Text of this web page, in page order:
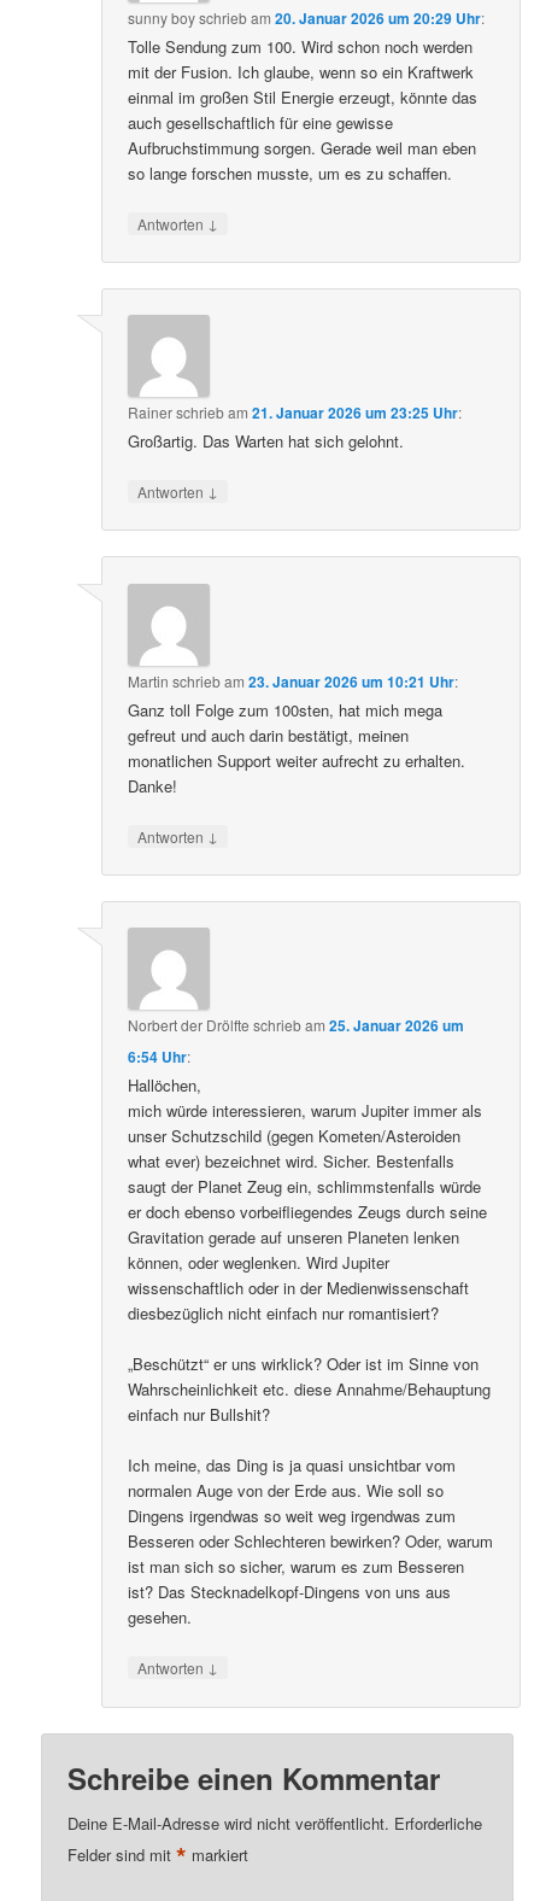
sunny boyschriebam20. Januar 2026 um 20:29 Uhr:
Tolle Sendung zum 100. Wird schon noch werden
mit der Fusion. Ich glaube, wenn so ein Kraftwerk
einmal im großen Stil Energie erzeugt, könnte das
auch gesellschaftlich für eine gewisse
Aufbruchstimmung sorgen. Gerade weil man eben
so lange forschen musste, um es zu schaffen.
Antworten ↓
Rainerschriebam21. Januar 2026 um 23:25 Uhr:
Großartig. Das Warten hat sich gelohnt.
Antworten ↓
Martin schriebam23. Januar 2026 um 10:21 Uhr:
Ganz toll Folge zum 100sten, hat mich mega
gefreut und auch darin bestätigt, meinen
monatlichen Support weiter aufrecht zu erhalten.
Danke!
Antworten ↓
Norbert der Drölfte schriebam25. Januar 2026 um
6:54 Uhr:
Hallöchen,
mich würde interessieren, warum Jupiter immer als
unser Schutzschild (gegen Kometen/Asteroiden
what ever) bezeichnet wird. Sicher. Bestenfalls
saugt der Planet Zeug ein, schlimmstenfalls würde
er doch ebenso vorbeifliegendes Zeugs durch seine
Gravitation gerade auf unseren Planeten lenken
können, oder weglenken. Wird Jupiter
wissenschaftlich oder in der Medienwissenschaft
diesbezüglich nicht einfach nur romantisiert?
„Beschützt“ er uns wirklick? Oder ist im Sinne von
Wahrscheinlichkeit etc. diese Annahme/Behauptung
einfach nur Bullshit?
Ich meine, das Ding is ja quasi unsichtbar vom
normalen Auge von der Erde aus. Wie soll so
Dingens irgendwas so weit weg irgendwas zum
Besseren oder Schlechteren bewirken? Oder, warum
ist man sich so sicher, warum es zum Besseren
ist? Das Stecknadelkopf-Dingens von uns aus
gesehen.
Antworten ↓
Schreibe einen Kommentar
Deine E-Mail-Adresse wird nicht veröffentlicht. Erforderliche
Felder sind mit* markiert